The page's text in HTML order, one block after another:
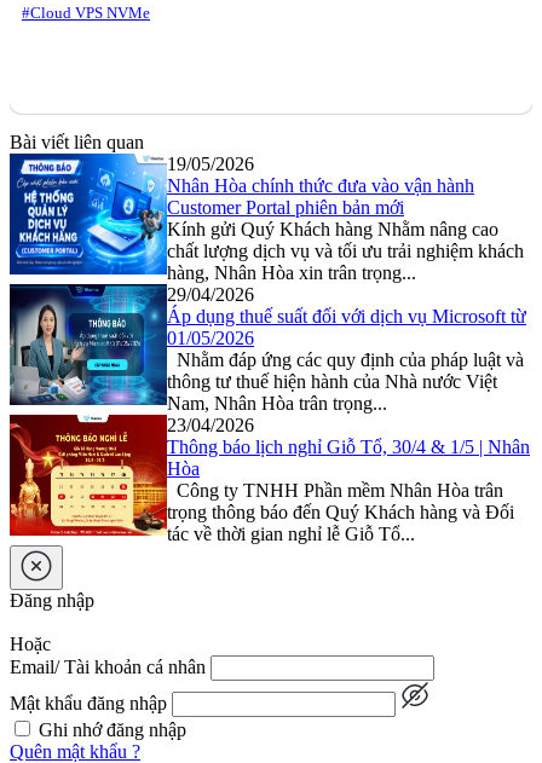
#Cloud VPS NVMe
Bài viết liên quan
19/05/2026
Nhân Hòa chính thức đưa vào vận hành
Customer Portal phiên bản mới
Kính gửi Quý Khách hàng Nhằm nâng cao
chất lượng dịch vụ và tối ưu trải nghiệm khách
hàng, Nhân Hòa xin trân trọng...
29/04/2026
Áp dụng thuế suất đối với dịch vụ Microsoft từ
01/05/2026
Nhằm đáp ứng các quy định của pháp luật và
thông tư thuế hiện hành của Nhà nước Việt
Nam, Nhân Hòa trân trọng...
23/04/2026
Thông báo lịch nghỉ Giỗ Tổ, 30/4 & 1/5 | Nhân
Hòa
Công ty TNHH Phần mềm Nhân Hòa trân
trọng thông báo đến Quý Khách hàng và Đối
tác về thời gian nghỉ lễ Giỗ Tổ...
Đăng nhập
Hoặc
Email/ Tài khoản cá nhân
Mật khẩu đăng nhập
Ghi nhớ đăng nhập
Quên mật khẩu ?